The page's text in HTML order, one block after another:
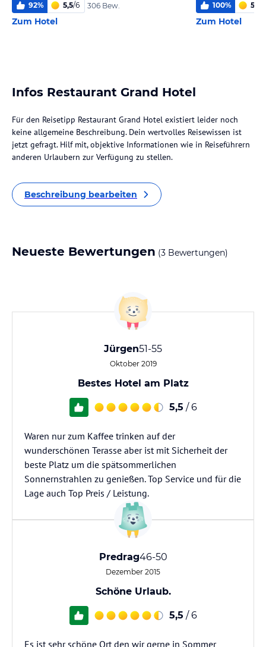
92% 5,5/6 306 Bew.
Zum Hotel
100% 5,1
Zum Hotel
Infos Restaurant Grand Hotel
Für den Reisetipp Restaurant Grand Hotel existiert leider noch
keine allgemeine Beschreibung. Dein wertvolles Reisewissen ist
jetzt gefragt. Hilf mit, objektive Informationen wie in Reiseführern
anderen Urlaubern zur Verfügung zu stellen.
Beschreibung bearbeiten
Neueste Bewertungen (3 Bewertungen)
Jürgen51-55
Oktober 2019
Bestes Hotel am Platz
5,5 / 6
Waren nur zum Kaffee trinken auf der
wunderschönen Terasse aber ist mit Sicherheit der
beste Platz um die spätsommerlichen
Sonnernstrahlen zu genießen. Top Service und für die
Lage auch Top Preis / Leistung.
Predrag46-50
Dezember 2015
Schöne Urlaub.
5,5 / 6
Es ist sehr schöne Ort den wir gerne in Sommer